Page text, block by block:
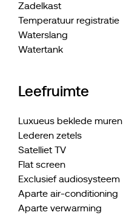
Zadelkast
Temperatuur registratie
Waterslang
Watertank
Leefruimte
Luxueus beklede muren
Lederen zetels
Satelliet TV
Flat screen
Exclusief audiosysteem
Aparte air-conditioning
Aparte verwarming